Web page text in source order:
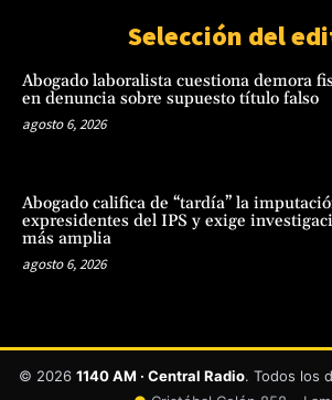
Selección del
Abogado laboralista cuestiona demora
en denuncia sobre supuesto título falso
agosto 6, 2026
Abogado califica de “tardía” la
expresidentes del IPS y exige
más amplia
agosto 6, 2026
© 2026 1140 AM · Central Radio. Todos los